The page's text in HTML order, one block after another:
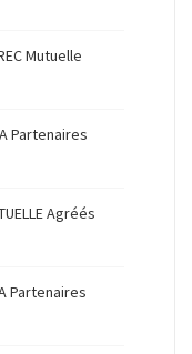
Mutuelle
Partenaires
Agréés
Partenaires